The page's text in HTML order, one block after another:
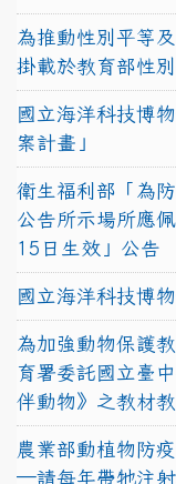
為推動性別平等
掛載於教育部性
國立海洋科技博
案計畫」
衛生福利部「為
公告所示場所應
15日生效」公告
國立海洋科技博
為加強動物保護
育署委託國立臺
伴動物》之教材
農業部動植物防
—請每年帶牠注